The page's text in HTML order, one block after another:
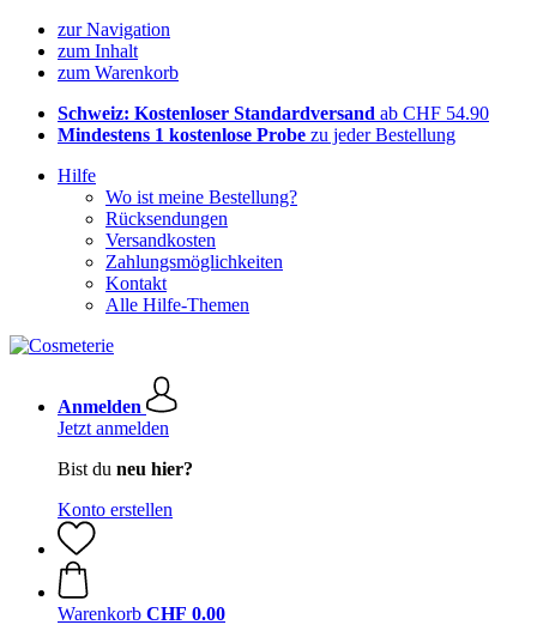
zur Navigation
zum Inhalt
zum Warenkorb
Schweiz: Kostenloser Standardversand ab CHF 54.90
Mindestens 1 kostenlose Probe zu jeder Bestellung
Hilfe
Wo ist meine Bestellung?
Rücksendungen
Versandkosten
Zahlungsmöglichkeiten
Kontakt
Alle Hilfe-Themen
Anmelden
Jetzt anmelden
Bist du neu hier?
Konto erstellen
Warenkorb CHF 0.00